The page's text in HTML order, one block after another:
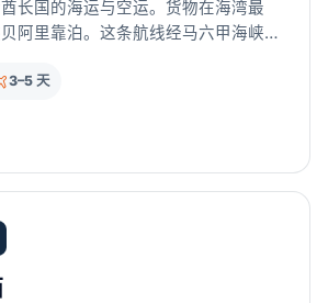
长国的海运与空运。货物在海湾最
阿里靠泊。这条航线经马六甲海峡
GCC 关税、阿联酋增值税以及
3–5 天